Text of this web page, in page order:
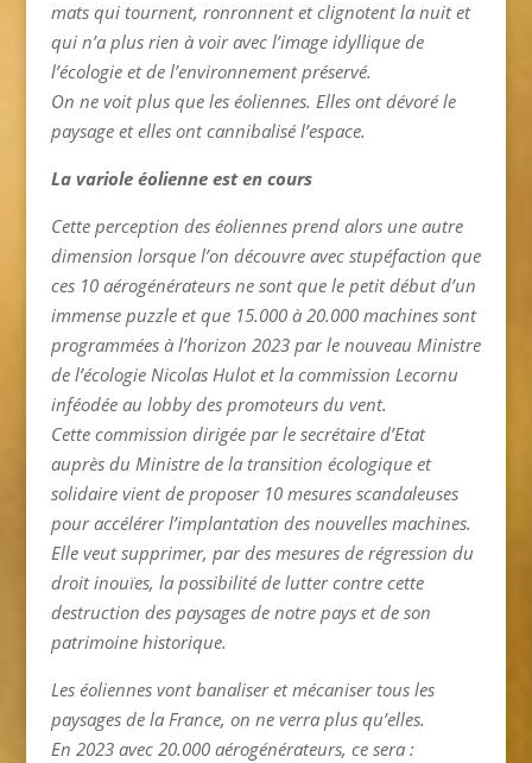
mats qui tournent, ronronnent et clignotent la nuit et
qui n’a plus rien à voir avec l’image idyllique de
l’écologie et de l’environnement préservé.
On ne voit plus que les éoliennes. Elles ont dévoré le
paysage et elles ont cannibalisé l’espace.
La variole éolienne est en cours
Cette perception des éoliennes prend alors une autre
dimension lorsque l’on découvre avec stupéfaction que
ces 10 aérogénérateurs ne sont que le petit début d’un
immense puzzle et que 15.000 à 20.000 machines sont
programmées à l’horizon 2023 par le nouveau Ministre
de l’écologie Nicolas Hulot et la commission Lecornu
inféodée au lobby des promoteurs du vent.
Cette commission dirigée par le secrétaire d’Etat
auprès du Ministre de la transition écologique et
solidaire vient de proposer 10 mesures scandaleuses
pour accélérer l’implantation des nouvelles machines.
Elle veut supprimer, par des mesures de régression du
droit inouïes, la possibilité de lutter contre cette
destruction des paysages de notre pays et de son
patrimoine historique.
Les éoliennes vont banaliser et mécaniser tous les
paysages de la France, on ne verra plus qu’elles.
En 2023 avec 20.000 aérogénérateurs, ce sera :